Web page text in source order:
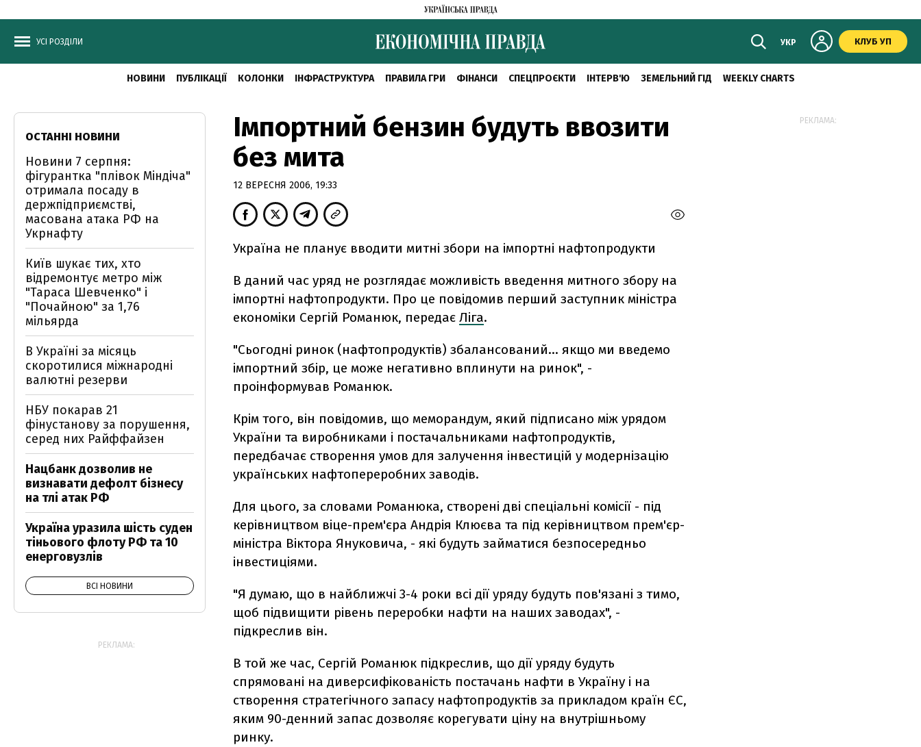
УСІ РОЗДІЛИ УКР КЛУБ УП
НОВИНИ ПУБЛІКАЦІЇ КОЛОНКИ ІНФРАСТРУКТУРА ПРАВИЛА ГРИ ФІНАНСИ СПЕЦПРОЄКТИ ІНТЕРВ'Ю ЗЕМЕЛЬНИЙ ГІД WEEKLY CHARTS
Імпортний бензин будуть ввозити
без мита
12 ВЕРЕСНЯ 2006, 19:33
Україна не планує вводити митні збори на імпортні нафтопродукти
В даний час уряд не розглядає можливість введення митного збору на
імпортні нафтопродукти. Про це повідомив перший заступник міністра
економіки Сергій Романюк, передає Ліга.
"Сьогодні ринок (нафтопродуктів) збалансований... якщо ми введемо
імпортний збір, це може негативно вплинути на ринок", -
проінформував Романюк.
Крім того, він повідомив, що меморандум, який підписано між урядом
України та виробниками і постачальниками нафтопродуктів,
передбачає створення умов для залучення інвестицій у модернізацію
українських нафтопереробних заводів.
Для цього, за словами Романюка, створені дві спеціальні комісії - під
керівництвом віце-прем'єра Андрія Клюєва та під керівництвом прем'єр-
міністра Віктора Януковича, - які будуть займатися безпосередньо
інвестиціями.
"Я думаю, що в найближчі 3-4 роки всі дії уряду будуть пов'язані з тимо,
щоб підвищити рівень переробки нафти на наших заводах", -
підкреслив він.
В той же час, Сергій Романюк підкреслив, що дії уряду будуть
спрямовані на диверсифікованість постачань нафти в Україну і на
створення стратегічного запасу нафтопродуктів за прикладом країн ЄС,
яким 90-денний запас дозволяє корегувати ціну на внутрішньому
ринку.
ОСТАННІ НОВИНИ
Новини 7 серпня:
фігурантка "плівок Міндіча"
отримала посаду в
держпідприємстві,
масована атака РФ на
Укрнафту
Київ шукає тих, хто
відремонтує метро між
"Тараса Шевченко" і
"Почайною" за 1,76
мільярда
В Україні за місяць
скоротилися міжнародні
валютні резерви
НБУ покарав 21
фінустанову за порушення,
серед них Райффайзен
Нацбанк дозволив не
визнавати дефолт бізнесу
на тлі атак РФ
Україна уразила шість суден
тіньового флоту РФ та 10
енерговузлів
ВСІ НОВИНИ
РЕКЛАМА:
РЕКЛАМА: